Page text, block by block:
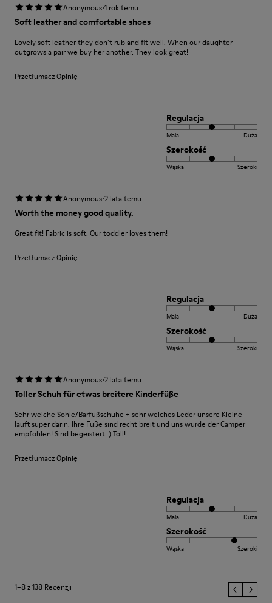
Anonymous·1 rok temu
Soft leather and comfortable shoes
Lovely soft leather they don’t rub and fit well. When our daughter
outgrows a pair we buy her another. They look great!
Przetłumacz Opinię
Regulacja
Mala Duża
Szerokość
Wąska Szeroki
Anonymous·2 lata temu
Worth the money good quality.
Great fit! Fabric is soft. Our toddler loves them!
Przetłumacz Opinię
Regulacja
Mala Duża
Szerokość
Wąska Szeroki
Anonymous·2 lata temu
Toller Schuh für etwas breitere Kinderfüße
Sehr weiche Sohle/Barfußschuhe + sehr weiches Leder unsere Kleine
läuft super darin. Ihre Füße sind recht breit und uns wurde der Camper
empfohlen! Sind begeistert :) Toll!
Przetłumacz Opinię
Regulacja
Mala Duża
Szerokość
Wąska Szeroki
1–8 z 138 Recenzji